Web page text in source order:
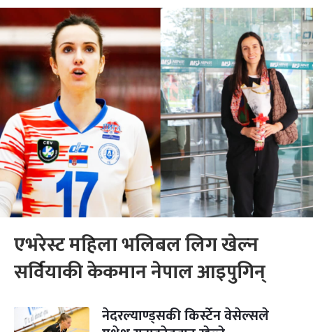
एभरेस्ट महिला भलिबल लिग खेल्न
सर्वियाकी केकमान नेपाल आइपुगिन्
नेदरल्याण्ड्सकी किर्स्टेन वेसेल्सले